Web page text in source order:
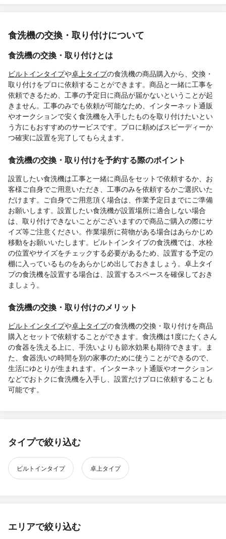
食洗機の交換・取り付けについて
食洗機の交換・取り付けとは
ビルトインタイプや卓上タイプの食洗機の商品購入から、交換・
取り付けをプロに依頼することができます。商品と一緒に工事を
依頼できるため、工事の予定日に商品が届かないということが起
きません。工事のみでも依頼が可能なため、インターネット通販
やオークションで安く食洗機を入手したものを取り付けたいとい
う方にもおすすめのサービスです。プロに頼めばスピーディーか
つ確実に設置を完了してもらえます。
食洗機の交換・取り付けを予約する際のポイント
設置したい食洗機は工事と一緒に商品をセットで依頼するか、お
客様ご自身でご用意いただき、工事のみを依頼するかご選択いた
だけます。ご自身でご用意頂く場合は、作業予定日までにご準備
お願いします。設置したい食洗機が設置場所に適合しない場合
は、取り付けできないことがございますので商品ご購入の際にサ
イズ等ご注意ください。作業場所に荷物がある場合はあらかじめ
移動をお願いいたします。ビルトインタイプの食洗機では、水栓
の位置やサイズをチェックする必要があるため、設置する予定の
棚に入っているものをあらかじめ出しておきましょう。卓上タイ
プの食洗機を設置する場合は、設置するスペースを確保しておき
ましょう。
食洗機の交換・取り付けのメリット
ビルトインタイプや卓上タイプの食洗機の交換・取り付けを商品
購入とセットで依頼することができます。食洗機は1度にたくさん
の食器を洗える上に、手洗いよりも節水効果も期待できます。ま
た、食器洗いの時間を別の家事のために使うことができるので、
生活にゆとりが生まれます。インターネット通販やオークション
などでおトクに食洗機を入手し、設置だけプロに依頼することも
可能です。
タイプで絞り込む
ビルトインタイプ 卓上タイプ
エリアで絞り込む